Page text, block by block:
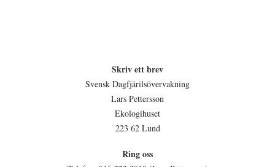
Skriv ett brev
Svensk Dagfjärilsövervakning
Lars Pettersson
Ekologihuset
223 62 Lund
Ring oss